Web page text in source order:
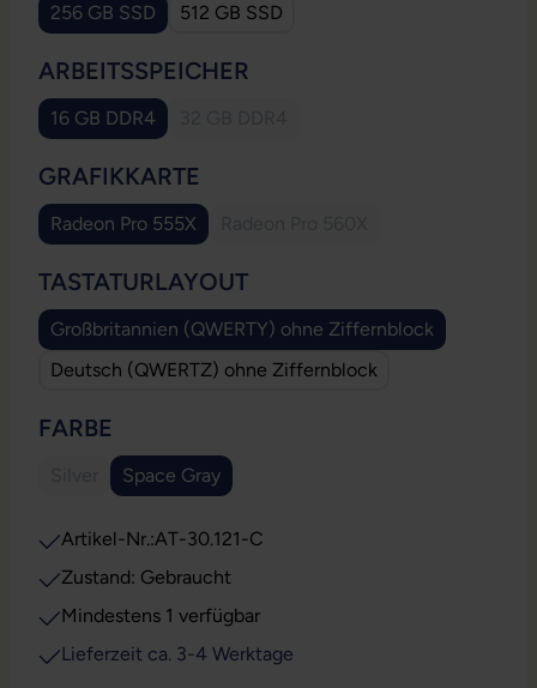
256 GB SSD 512 GB SSD
ARBEITSSPEICHER
16 GB DDR4
GRAFIKKARTE
Radeon Pro 555X
TASTATURLAYOUTAUSWÄHLEN
Großbritannien (QWERTY) ohne Ziffernblock
Deutsch (QWERTZ) ohne Ziffernblock
FARBE
(Diese Option ist zurzeit nicht verfügbar.)
Space Gray
Artikel-Nr.:AT-30.121-C
Zustand: Gebraucht
Mindestens 1 verfügbar
Lieferzeit ca. 3-4 Werktage